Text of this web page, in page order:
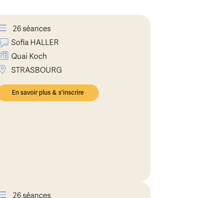
26 séances
Sofia HALLER
Quai Koch
STRASBOURG
En savoir plus & s'inscrire
26 séances